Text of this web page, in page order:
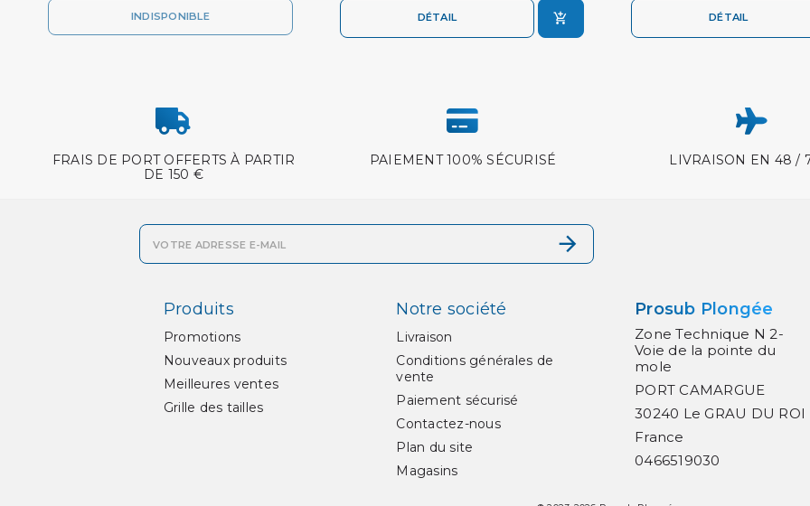
INDISPONIBLE DÉTAIL DÉTAIL
FRAIS DE PORT OFFERTS À PARTIR
DE 150 €
PAIEMENT 100% SÉCURISÉ LIVRAISON EN 48 /
Produits
Promotions
Nouveaux produits
Meilleures ventes
Grille des tailles
Notre société
Livraison
Conditions générales de
vente
Paiement sécurisé
Contactez-nous
Plan du site
Magasins
Prosub Plongée
Zone Technique N 2-
Voie de la pointe du
mole
PORT CAMARGUE
30240 Le GRAU DU ROI
France
0466519030